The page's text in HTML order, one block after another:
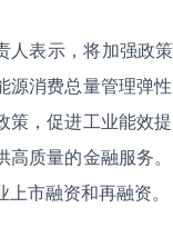
人表示，将加强政
源消费总量管理弹
策，促进工业能效
高质量的金融服务
上市融资和再融资。